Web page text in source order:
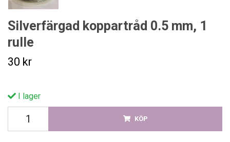
Silverfärgad koppartråd 0.5 mm, 1
rulle
30 kr
I lager
KÖP